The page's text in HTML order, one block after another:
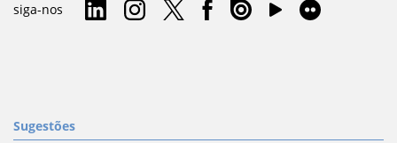
siga-nos
Sugestões